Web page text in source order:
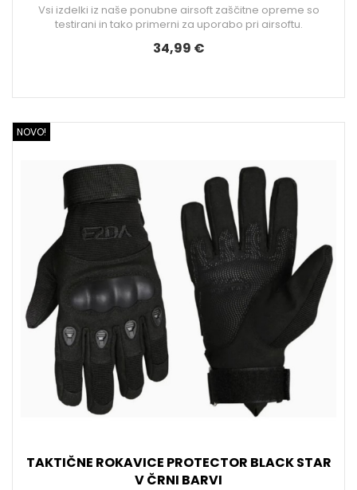
Vsi izdelki iz naše ponubne airsoft zaščitne opreme so
testirani in tako primerni za uporabo pri airsoftu.
34,99 €
NOVO!
TAKTIČNE ROKAVICE PROTECTOR BLACK STAR
V ČRNI BARVI